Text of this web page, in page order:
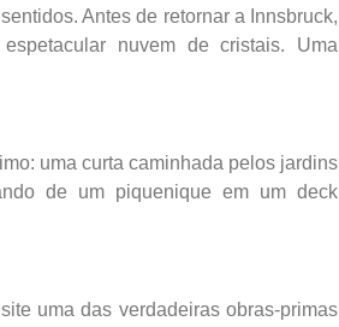
Antes de retornar a Innsbruck,
nuvem de cristais. Uma
uma curta caminhada pelos jardins
de um piquenique em um deck
uma das verdadeiras obras-primas